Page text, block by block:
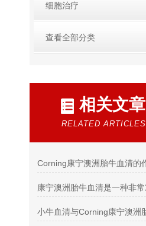
细胞治疗
查看全部分类
相关文章
RELATED ARTICLES